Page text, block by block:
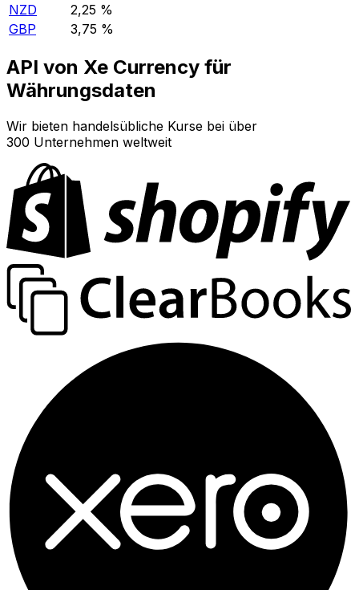
NZD
2,25 %
GBP
3,75 %
API von Xe Currency für
Währungsdaten
Wir bieten handelsübliche Kurse bei über
300 Unternehmen weltweit